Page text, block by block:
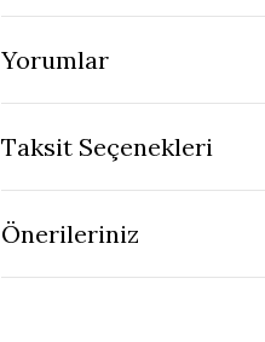
Yorumlar
Taksit Seçenekleri
Önerileriniz